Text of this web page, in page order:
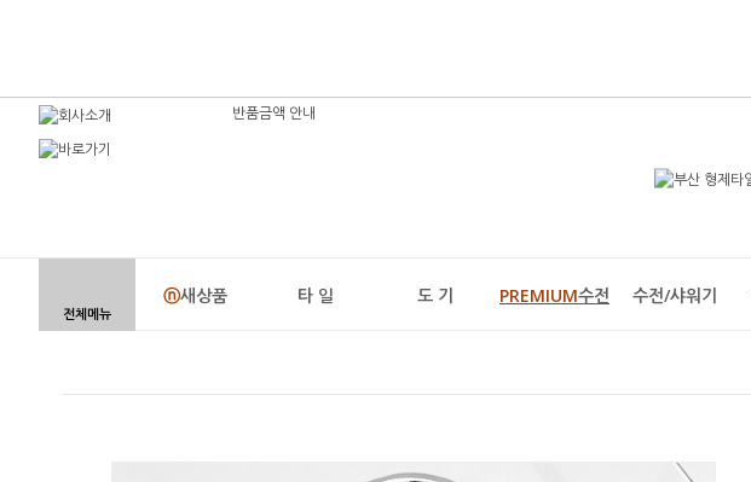
반품금액 안내
전체메뉴
ⓝ새상품 타 일 도 기 PREMIUM수전 수전/샤워기